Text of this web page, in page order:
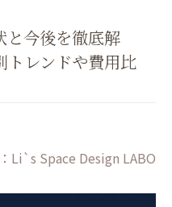
と今後を徹底解
トレンドや費用比
Li`s Space Design LABO